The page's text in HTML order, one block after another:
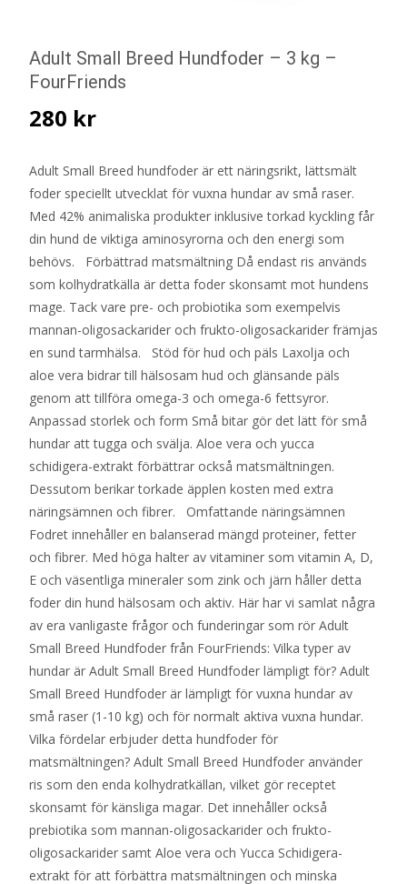
Adult Small Breed Hundfoder – 3 kg –
FourFriends
280 kr
Adult Small Breed hundfoder är ett näringsrikt, lättsmält
foder speciellt utvecklat för vuxna hundar av små raser.
Med 42% animaliska produkter inklusive torkad kyckling får
din hund de viktiga aminosyrorna och den energi som
behövs. Förbättrad matsmältning Då endast ris används
som kolhydratkälla är detta foder skonsamt mot hundens
mage. Tack vare pre- och probiotika som exempelvis
mannan-oligosackarider och frukto-oligosackarider främjas
en sund tarmhälsa. Stöd för hud och päls Laxolja och
aloe vera bidrar till hälsosam hud och glänsande päls
genom att tillföra omega-3 och omega-6 fettsyror.
Anpassad storlek och form Små bitar gör det lätt för små
hundar att tugga och svälja. Aloe vera och yucca
schidigera-extrakt förbättrar också matsmältningen.
Dessutom berikar torkade äpplen kosten med extra
näringsämnen och fibrer. Omfattande näringsämnen
Fodret innehåller en balanserad mängd proteiner, fetter
och fibrer. Med höga halter av vitaminer som vitamin A, D,
E och väsentliga mineraler som zink och järn håller detta
foder din hund hälsosam och aktiv. Här har vi samlat några
av era vanligaste frågor och funderingar som rör Adult
Small Breed Hundfoder från FourFriends: Vilka typer av
hundar är Adult Small Breed Hundfoder lämpligt för? Adult
Small Breed Hundfoder är lämpligt för vuxna hundar av
små raser (1-10 kg) och för normalt aktiva vuxna hundar.
Vilka fördelar erbjuder detta hundfoder för
matsmältningen? Adult Small Breed Hundfoder använder
ris som den enda kolhydratkällan, vilket gör receptet
skonsamt för känsliga magar. Det innehåller också
prebiotika som mannan-oligosackarider och frukto-
oligosackarider samt Aloe vera och Yucca Schidigera-
extrakt för att förbättra matsmältningen och minska